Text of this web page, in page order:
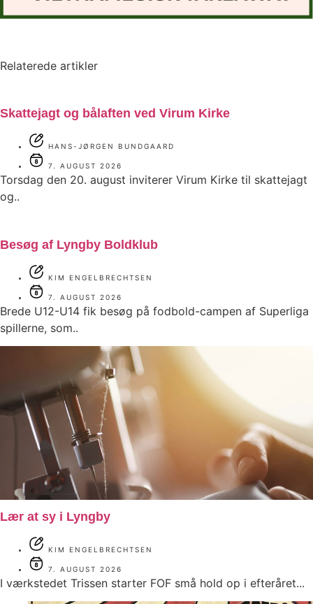
Relaterede artikler
Skattejagt og bålaften ved Virum Kirke
HANS-JØRGEN BUNDGAARD
7. AUGUST 2026
Torsdag den 20. august inviterer Virum Kirke til skattejagt
og..
Besøg af Lyngby Boldklub
KIM ENGELBRECHTSEN
7. AUGUST 2026
Brede U12-U14 fik besøg på fodbold-campen af Superliga
spillerne, som..
Lær at sy i Lyngby
KIM ENGELBRECHTSEN
7. AUGUST 2026
I værkstedet Trissen starter FOF små hold op i efteråret...